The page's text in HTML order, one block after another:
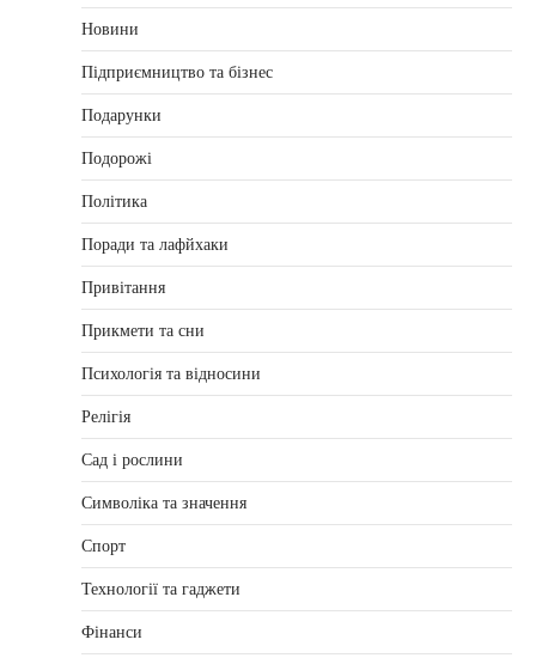
Новини
Підприємництво та бізнес
Подарунки
Подорожі
Політика
Поради та лафйхаки
Привітання
Прикмети та сни
Психологія та відносини
Релігія
Сад і рослини
Символіка та значення
Спорт
Технології та гаджети
Фінанси